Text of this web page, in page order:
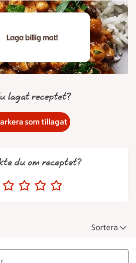
lagat receptet?
som tillagat
du om receptet?
Sortera